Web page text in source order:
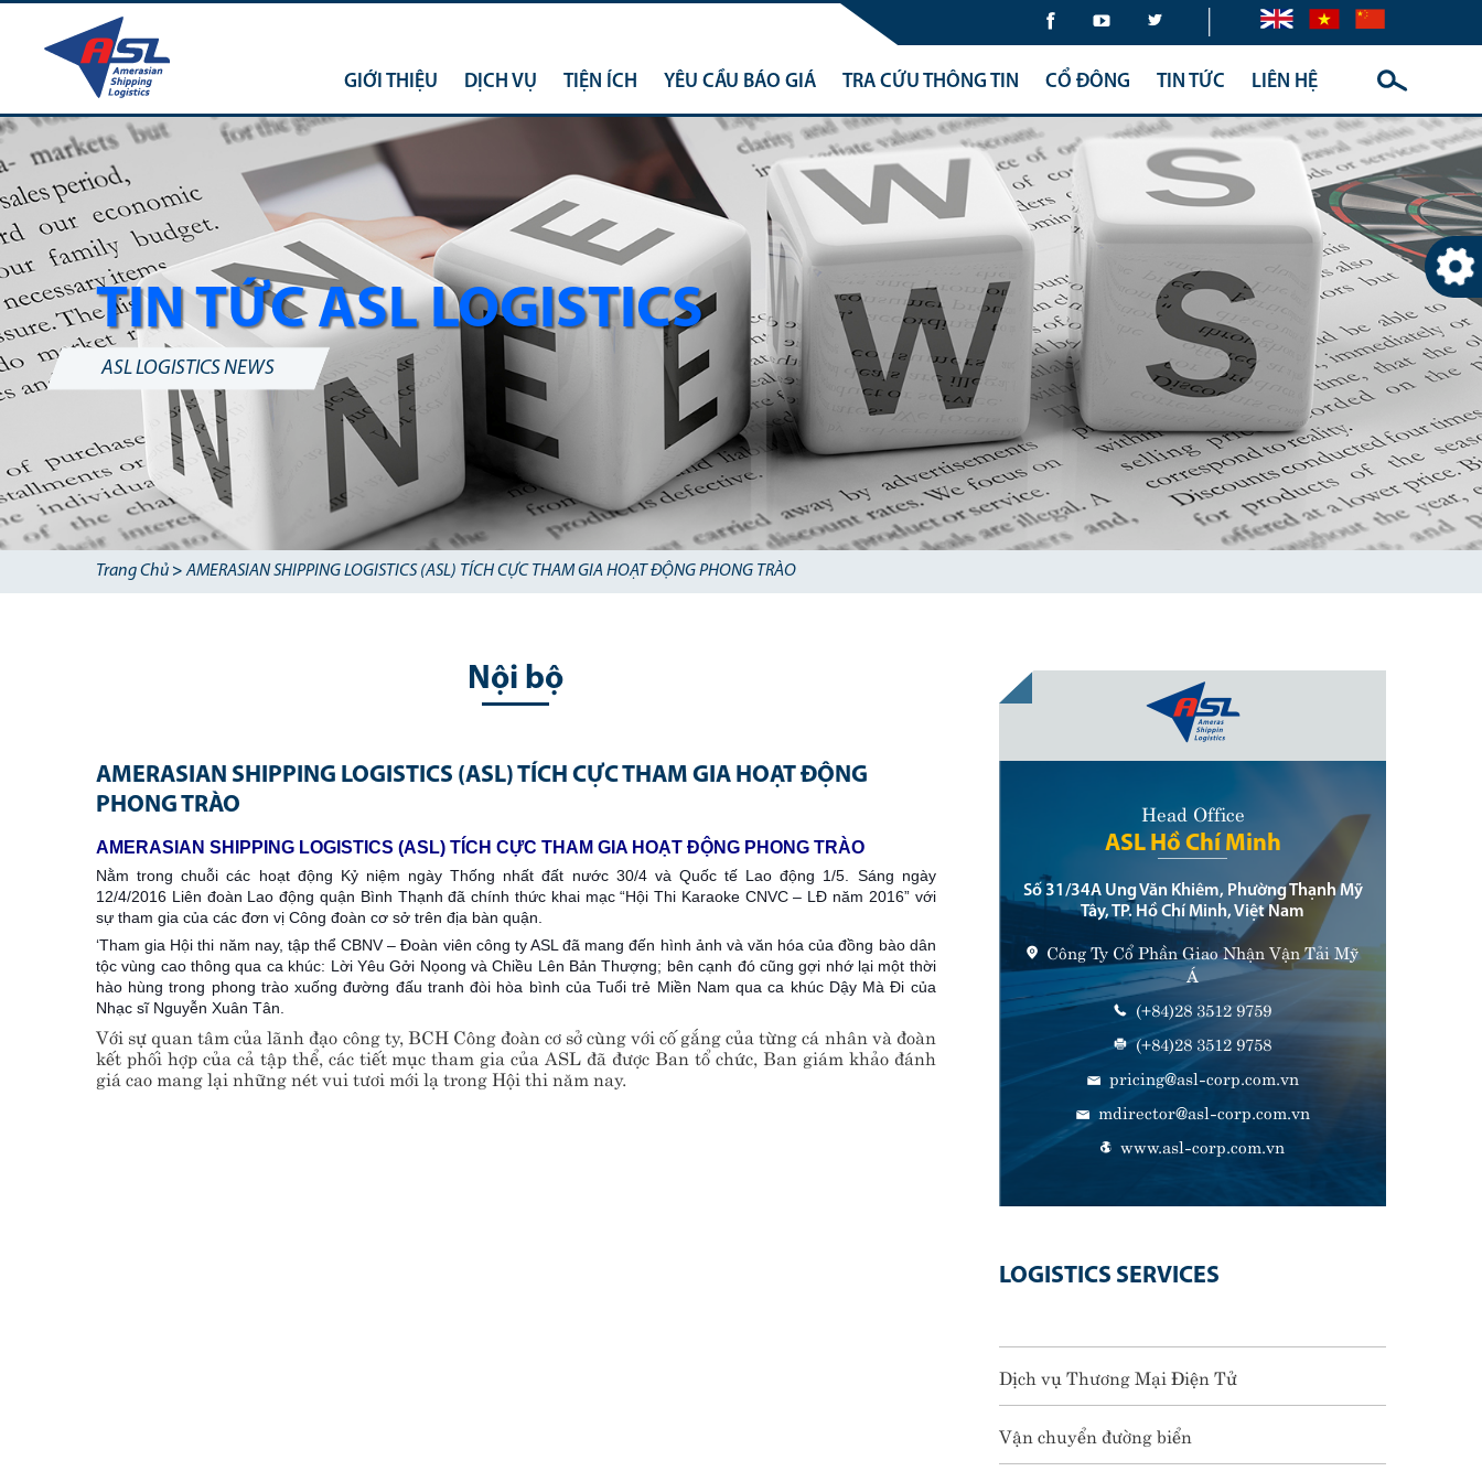
GIỚI THIỆU DỊCH VỤ TIỆN ÍCH YÊU CẦU BÁO GIÁ TRA CỨU THÔNG TIN CỔ ĐÔNG TIN TỨC LIÊN HỆ
TIN TỨC ASL LOGISTICS
ASL LOGISTICS NEWS
Trang Chủ >AMERASIAN SHIPPING LOGISTICS (ASL) TÍCH CỰC THAM GIA HOẠT ĐỘNG PHONG TRÀO
Nội bộ
AMERASIAN SHIPPING LOGISTICS (ASL) TÍCH CỰC THAM GIA HOẠT ĐỘNG
PHONG TRÀO
AMERASIAN SHIPPING LOGISTICS (ASL) TÍCH CỰC THAM GIA HOẠT ĐỘNG PHONG TRÀO
Nằm trong chuỗi các hoạt động Kỷ niệm ngày Thống nhất đất nước 30/4 và Quốc tế Lao động 1/5. Sáng ngày
12/4/2016 Liên đoàn Lao động quận Bình Thạnh đã chính thức khai mạc “Hội Thi Karaoke CNVC – LĐ năm 2016” với
sự tham gia của các đơn vị Công đoàn cơ sở trên địa bàn quận.
‘Tham gia Hội thi năm nay, tập thể CBNV – Đoàn viên công ty ASL đã mang đến hình ảnh và văn hóa của đồng bào dân
tộc vùng cao thôngqua ca khúc: Lời Yêu Gởi Nọong và Chiều Lên Bản Thượng; bên cạnh đó cũng gợi nhớ lại một thời
hào hùng trong phong trào xuống đường đấu tranh đòi hòa bình của Tuổi trẻ Miền Nam qua ca khúc Dậy Mà Đi của
Nhạc sĩ Nguyễn Xuân Tân.
Với sự quan tâm của lãnh đạo công ty, BCH Công đoàn cơ sở cùng với cố gắng của từng cá nhân và đoàn
kết phối hợp của cả tập thể, các tiết mục tham gia của ASL đã được Ban tổ chức, Ban giám khảo đánh
giá cao mang lại những nét vui tươi mới lạ trong Hội thi năm nay.
Head Office
ASL Hồ Chí Minh
Số 31/34A Ung Văn Khiêm, Phường Thạnh Mỹ
Tây, TP. Hồ Chí Minh, Việt Nam
Công Ty Cổ Phần Giao Nhận Vận Tải Mỹ
Á
(+84)28 3512 9759
(+84)28 3512 9758
pricing@asl-corp.com.vn
mdirector@asl-corp.com.vn
www.asl-corp.com.vn
LOGISTICS SERVICES
Dịch vụ Thương Mại Điện Tử
Vận chuyển đường biển